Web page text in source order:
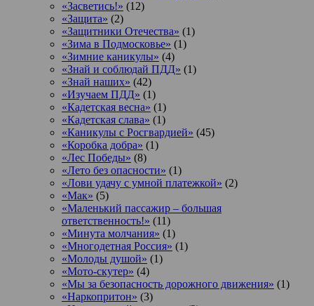
«Засветись!» (12)
«Защита» (2)
«Защитники Отечества» (1)
«Зима в Подмосковье» (1)
«Зимние каникулы» (4)
«Знай и соблюдай ПДД» (1)
«Знай наших» (42)
«Изучаем ПДД» (1)
«Кадетская весна» (1)
«Кадетская слава» (1)
«Каникулы с Росгвардией» (45)
«Коробка добра» (1)
«Лес Победы» (8)
«Лето без опасности» (1)
«Лови удачу с умной платежкой» (2)
«Мак» (5)
«Маленький пассажир – большая
ответственность!» (11)
«Минута молчания» (1)
«Многодетная Россия» (1)
«Молоды душой» (1)
«Мото-скутер» (4)
«Мы за безопасность дорожного движения» (1)
«Наркопритон» (3)